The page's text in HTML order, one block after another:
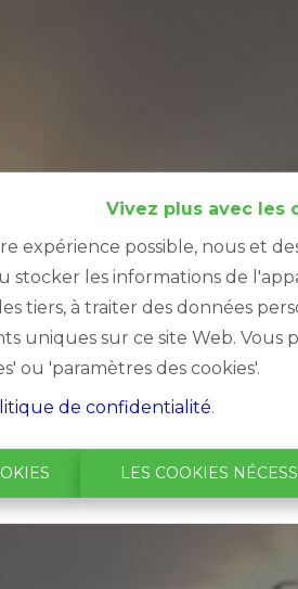
Vivez plus avec les
expérience possible, nous et
stocker les informations de
tiers, à traiter des données
uniques sur ce site Web.
ou 'paramètres des cookies'.
de confidentialité.
LES COOKIES